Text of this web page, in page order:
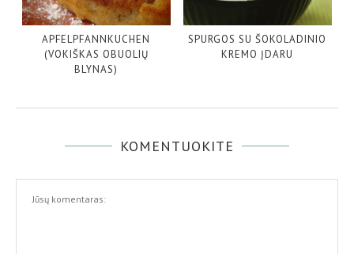
APFELPFANNKUCHEN
(VOKIŠKAS OBUOLIŲ
BLYNAS)
SPURGOS SU ŠOKOLADINIO
KREMO ĮDARU
KOMENTUOKITE